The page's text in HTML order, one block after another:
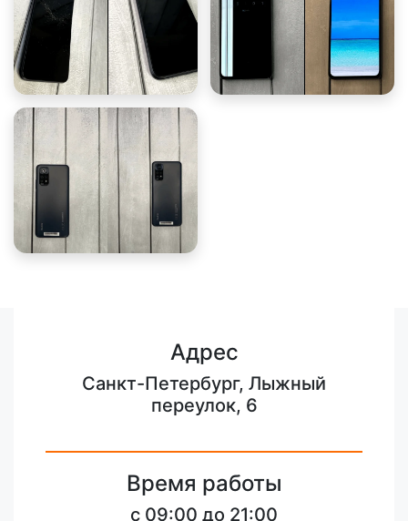
Адрес
Санкт-Петербург, Лыжный
переулок, 6
Время работы
c 09:00 до 21:00